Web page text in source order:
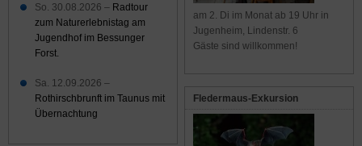
am 2. Di im Monat ab 19 Uhr in
Jugenheim, Lindenstr. 6
Gäste sind willkommen!
Fledermaus-Exkursion
So. 30.08.2026 – Radtour
zum Naturerlebnistag am
Jugendhof im Bessunger
Forst.
Sa. 12.09.2026 –
Rothirschbrunft im Taunus mit
Übernachtung